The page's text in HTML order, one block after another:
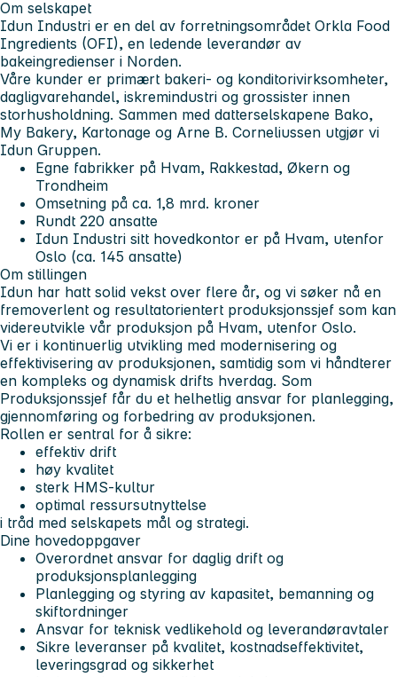
Om selskapet
Idun Industri er en del av forretningsområdet Orkla Food
Ingredients (OFI), en ledende leverandør av
bakeingredienser i Norden.
Våre kunder er primært bakeri- og konditorivirksomheter,
dagligvarehandel, iskremindustri og grossister innen
storhusholdning. Sammen med datterselskapene Bako,
My Bakery, Kartonage og Arne B. Corneliussen utgjør vi
Idun Gruppen.
Egne fabrikker på Hvam, Rakkestad, Økern og
Trondheim
Omsetning på ca. 1,8 mrd. kroner
Rundt 220 ansatte
Idun Industri sitt hovedkontor er på Hvam, utenfor
Oslo (ca. 145 ansatte)
Om stillingen
Idun har hatt solid vekst over flere år, og vi søker nå en
fremoverlent og resultatorientert produksjonssjef som kan
videreutvikle vår produksjon på Hvam, utenfor Oslo.
Vi er i kontinuerlig utvikling med modernisering og
effektivisering av produksjonen, samtidig som vi håndterer
en kompleks og dynamisk drifts hverdag. Som
Produksjonssjef får du et helhetlig ansvar for planlegging,
gjennomføring og forbedring av produksjonen.
Rollen er sentral for å sikre:
effektiv drift
høy kvalitet
sterk HMS-kultur
optimal ressursutnyttelse
i tråd med selskapets mål og strategi.
Dine hovedoppgaver
Overordnet ansvar for daglig drift og
produksjonsplanlegging
Planlegging og styring av kapasitet, bemanning og
skiftordninger
Ansvar for teknisk vedlikehold og leverandøravtaler
Sikre leveranser på kvalitet, kostnadseffektivitet,
leveringsgrad og sikkerhet